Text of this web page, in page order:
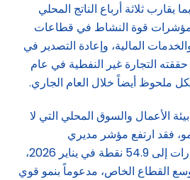
يقارب ثلاثة أرباع الناتج المحلي
مؤشرات قوة النشاط في قطاعات
المالية، وإعادة التصدير في
التجارة غير النفطية في عام
الأعمال والسوق المحلي التي لا
فقد ارتفع مؤشر مديري
المشتريات في دولة الإمارات إلى 54.9 نقطة في يناير 2026،
القطاع الخاص، مدعوماً بنمو قوي